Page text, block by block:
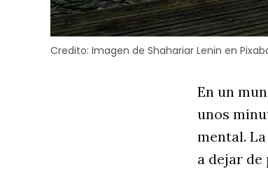
Credito: Imagen de Shahariar Lenin en
En un
unos
mental.
a dejar